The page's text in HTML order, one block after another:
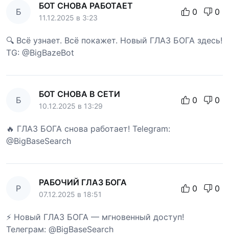
Б
БОТ СНОВА РАБОТАЕТ
11.12.2025 в 3:23
0 0
🔍 Всё узнает. Всё покажет. Новый ГЛАЗ БОГА здесь!
TG: @BigBazeBot
Б
БОТ СНОВА В СЕТИ
10.12.2025 в 13:29
0 0
🔥 ГЛАЗ БОГА снова работает! Telegram:
@BigBaseSearch
Р
РАБОЧИЙ ГЛАЗ БОГА
07.12.2025 в 18:51
0 0
⚡ Новый ГЛАЗ БОГА — мгновенный доступ!
Телеграм: @BigBaseSearch